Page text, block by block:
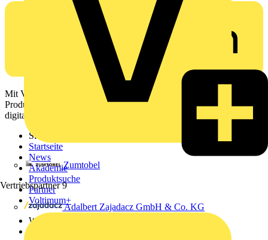
Zumtobel
Vertriebspartner 9
Adalbert Zajadacz GmbH & Co. KG
Mit Voltimum erhalten Elektrofachkräfte Zugang zu Branchennews,
Produktinformationen, Schulungen und Tools – alles auf einer
digitalen Plattform und Community.
Sitemap
Startseite
News
Akademie
Produktsuche
Partner
Voltimum+
Weitere Links